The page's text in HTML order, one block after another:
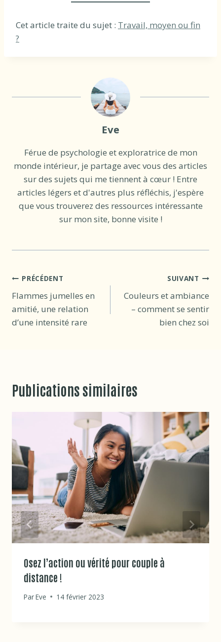
Cet article traite du sujet : Travail, moyen ou fin
?
Eve
Férue de psychologie et exploratrice de mon
monde intérieur, je partage avec vous des articles
sur des sujets qui me tiennent à cœur ! Entre
articles légers et d'autres plus réfléchis, j'espère
que vous trouverez des ressources intéressante
sur mon site, bonne visite !
Navigation
de
l’article
PRÉCÉDENT
Flammes jumelles en
amitié, une relation
d’une intensité rare
SUIVANT
Couleurs et ambiance
– comment se sentir
bien chez soi
Publications similaires
Osez l’action ou vérité pour couple à
distance !
ParEve 14 février 2023